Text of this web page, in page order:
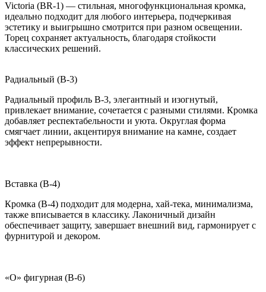
Victoria (BR-1) — стильная, многофункциональная кромка,
идеально подходит для любого интерьера, подчеркивая
эстетику и выигрышно смотрится при разном освещении.
Торец сохраняет актуальность, благодаря стойкости
классических решений.
Радиальный (B-3)
Радиальный профиль B-3, элегантный и изогнутый,
привлекает внимание, сочетается с разными стилями. Кромка
добавляет респектабельности и уюта. Округлая форма
смягчает линии, акцентируя внимание на камне, создает
эффект непрерывности.
Вставка (B-4)
Кромка (B-4) подходит для модерна, хай-тека, минимализма,
также вписывается в классику. Лаконичный дизайн
обеспечивает защиту, завершает внешний вид, гармонирует с
фурнитурой и декором.
«О» фигурная (B-6)